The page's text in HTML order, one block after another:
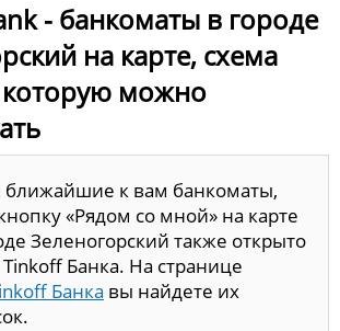
- банкоматы в городе
на карте, схема
которую можно
ближайшие к вам банкоматы,
«Рядом со мной» на карте
Зеленогорский также открыто
Банка. На странице
Банка вы найдете их